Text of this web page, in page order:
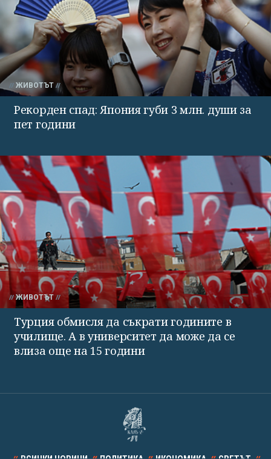
ЖИВОТЪТ
Рекорден спад: Япония губи 3 млн. души за
пет години
ЖИВОТЪТ
Турция обмисля да съкрати годините в
училище. А в университет да може да се
влиза още на 15 години